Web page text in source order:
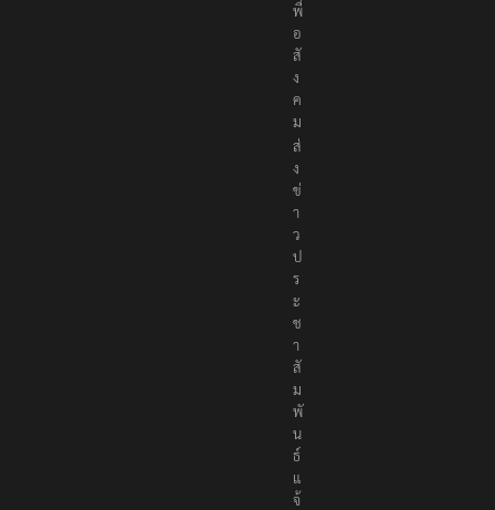
พื่
อ
สั
ง
ค
ม
ส่
ง
ข่
า
ว
ป
ร
ะ
ช
า
สั
ม
พั
น
ธ์
แ
จ้